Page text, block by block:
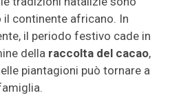
continente africano. In
il periodo festivo cade in
della raccolta del cacao,
piantagioni può tornare a